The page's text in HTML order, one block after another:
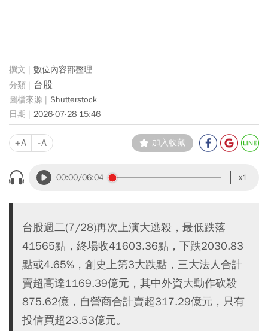
數位內容部整理
台股
Shutterstock
2026-07-28 15:46
+A -A 加入收藏
00:00/06:04 x1
台股週二(7/28)再次上演大逃殺，最低跌落
41565點，終場收41603.36點，下跌2030.83
點或4.65%，創史上第3大跌點，三大法人合計
賣超高達1169.39億元，其中外資大動作砍殺
875.62億，自營商合計賣超317.29億元，只有
投信買超23.53億元。